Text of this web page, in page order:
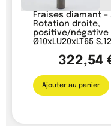
Fraises diamant –
Rotation droite,
positive/négative
Ø10xLU20xLT65 S.12
322,54
Ajouter au panier